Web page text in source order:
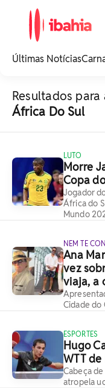
noticias e
Últimas Notícias
Resultados para
África Do Sul
LUTO
Morre
Copa
Jogador
África do
Mundo
NEM TE
Ana
vez
viaja, a
Cidade do
ESPORTES
Hugo
WTT
Cabeça
atropela